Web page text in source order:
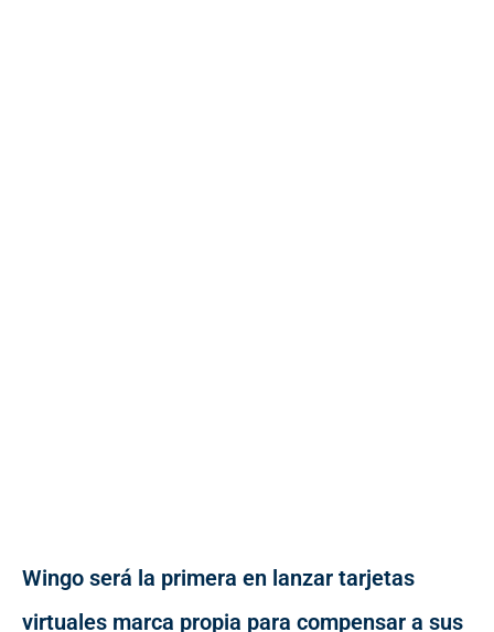
Wingo será la primera en lanzar tarjetas
virtuales marca propia para compensar a sus